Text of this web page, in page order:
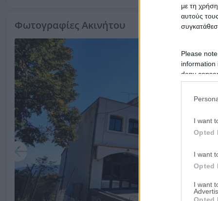
με τη
αυτούς
Please
information
deny
in below
I want
Opted
I want
Opted
I want
Opted
Φωτογραφίες Ακινήτου